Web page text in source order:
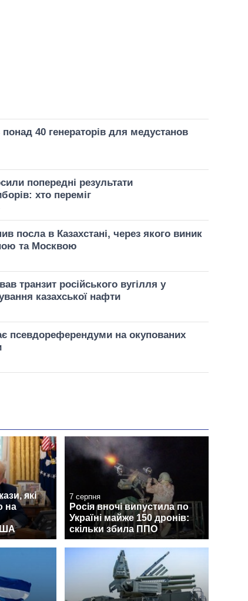
понад 40 генераторів для медустанов
попередні результати
хто переміг
посла в Казахстані, через якого виник
та Москвою
транзит російського вугілля у
казахської нафти
псевдореферендуми на окупованих
які
на
7 серпня
Росія вночі випустила по
Україні майже 150 дронів:
скільки збила ППО